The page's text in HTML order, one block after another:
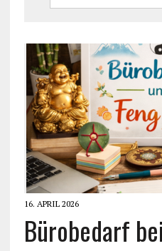
16. APRIL 2026
Bürobedarf bei